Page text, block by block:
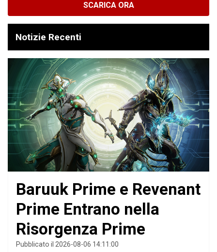
SCARICA ORA
Notizie Recenti
Baruuk Prime e Revenant
Prime Entrano nella
Risorgenza Prime
Pubblicato il 2026-08-06 14:11:00